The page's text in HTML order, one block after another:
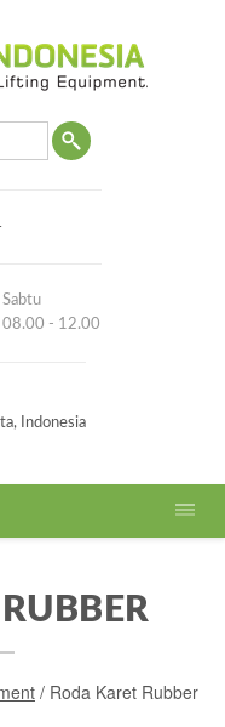
Sabtu
08.00 - 12.00
Indonesia
/ Roda Karet Rubber